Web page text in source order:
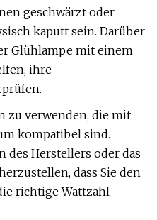
geschwärzt oder
kaputt sein. Darüber
Glühlampe mit einem
ihre
zu verwenden, die mit
kompatibel sind.
des Herstellers oder das
dass Sie den
richtige Wattzahl